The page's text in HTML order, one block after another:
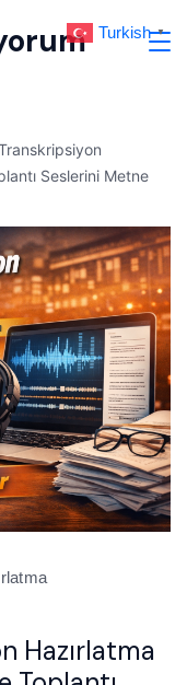
Seslerini Metne
Hazırlatma
Turkish ▼